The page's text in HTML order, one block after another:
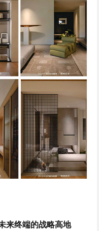
来终端的战略高地